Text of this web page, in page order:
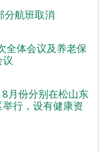
分航班取消
全体会议及养老保
8月份分别在松山东
行，设有健康资